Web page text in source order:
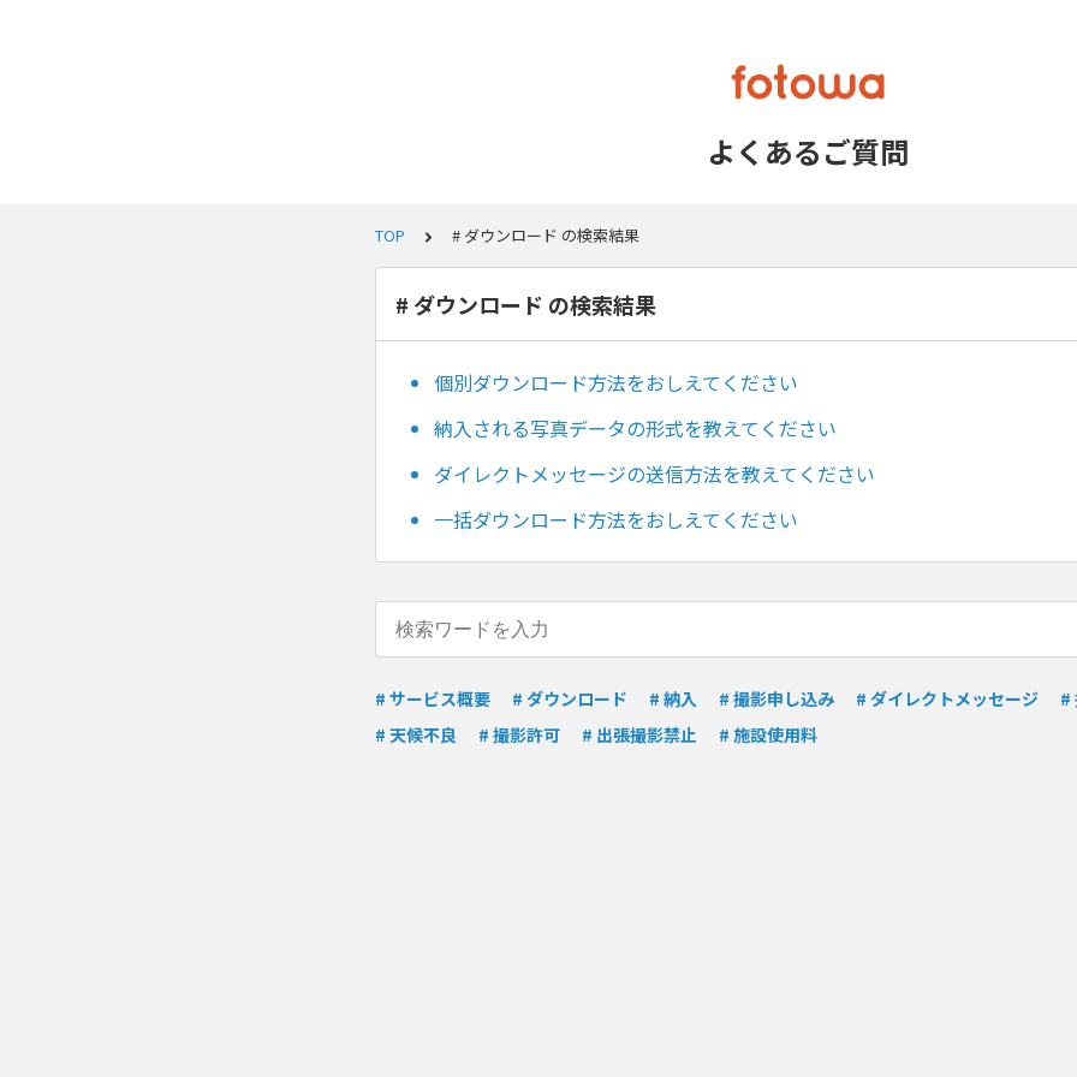
よくあるご質問
TOP # ダウンロード の検索結果
# ダウンロード の検索結果
個別ダウンロード方法をおしえてください
納入される写真データの形式を教えてください
ダイレクトメッセージの送信方法を教えてください
一括ダウンロード方法をおしえてください
# サービス概要 # ダウンロード # 納入 # 撮影申し込み # ダイレクトメッセージ
#
# 天候不良
# 撮影許可 # 出張撮影禁止 # 施設使用料